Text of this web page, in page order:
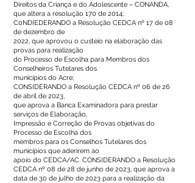
Direitos da Criança e do Adolescente – CONANDA,
que altera a resolução 170 de 2014;
C0NDIEDERANDO a Resolução CEDCA nº 17 de 08
de dezembro de
2022, que aprovou o custeio na elaboração das
provas para realização
do Processo de Escolha para Membros dos
Conselheiros Tutelares dos
municípios do Acre;
CONSIDERANDO a Resolução CEDCA nº 06 de 26
de abril de 2023,
que aprova a Banca Examinadora para prestar
serviços de Elaboração,
Impressão e Correção de Provas objetivas do
Processo de Escolha dos
membros para os Conselhos Tutelares dos
municípios que aderirem ao
apoio do CEDCA/AC. CONSIDERANDO a Resolução
CEDCA nº 08 de 28 de junho de 2023, que aprova a
data de 30 de julho de 2023 para a realização da